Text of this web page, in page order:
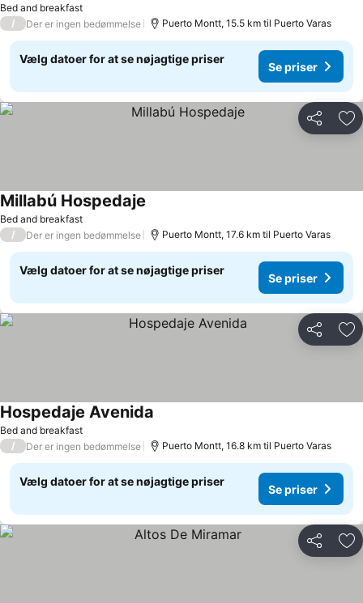
Bed and breakfast
/ Der er ingen bedømmelse Puerto Montt, 15.5 km til Puerto Varas
Vælg datoer for at se nøjagtige priser
Se priser
Del
Bed and breakfast
Millabú Hospedaje
/ Der er ingen bedømmelse Puerto Montt, 17.6 km til Puerto Varas
Vælg datoer for at se nøjagtige priser
Se priser
Del
Bed and breakfast
Hospedaje Avenida
/ Der er ingen bedømmelse Puerto Montt, 16.8 km til Puerto Varas
Vælg datoer for at se nøjagtige priser
Se priser
Del